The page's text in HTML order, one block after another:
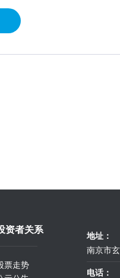
资者关系
票走势
地址：
南京市
电话：